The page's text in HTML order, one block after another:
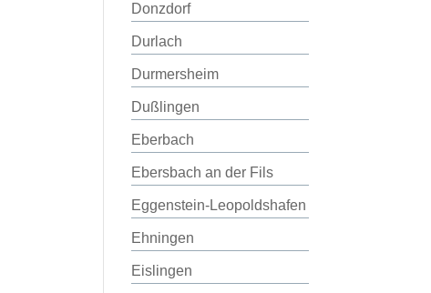
Donzdorf
Durlach
Durmersheim
Dußlingen
Eberbach
Ebersbach an der Fils
Eggenstein-Leopoldshafen
Ehningen
Eislingen